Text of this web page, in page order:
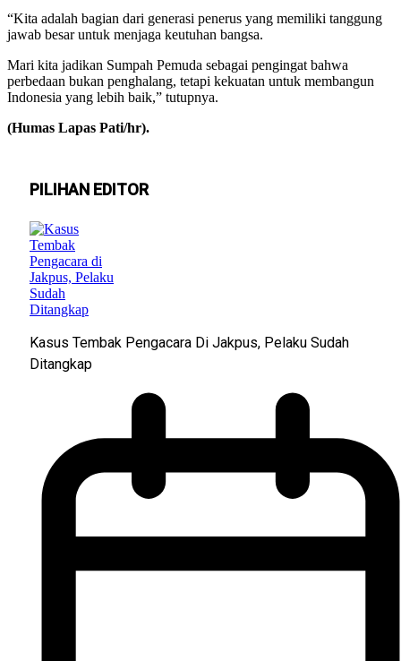
“Kita adalah bagian dari generasi penerus yang memiliki tanggung
jawab besar untuk menjaga keutuhan bangsa.
Mari kita jadikan Sumpah Pemuda sebagai pengingat bahwa
perbedaan bukan penghalang, tetapi kekuatan untuk membangun
Indonesia yang lebih baik,” tutupnya.
(Humas Lapas Pati/hr).
PILIHAN EDITOR
Kasus Tembak Pengacara Di Jakpus, Pelaku Sudah
Ditangkap